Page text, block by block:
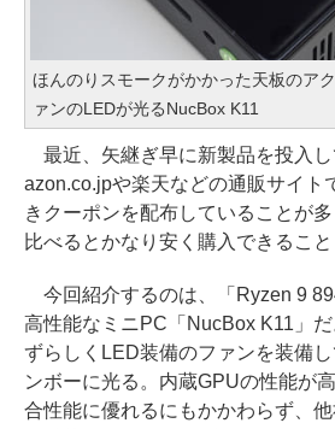
ほんのりスモークがかかった天板のア
ァンのLEDが光るNucBox K11
最近、矢継ぎ早に新製品を投入
azon.co.jpや楽天などの通販サイト
きクーポンを配布していることが
比べるとかなり安く購入できること
今回紹介するのは、「Ryzen 9
高性能なミニPC「NucBox K11」
ずらしくLED装備のファンを装備
ンボーに光る。内蔵GPUの性能が
合性能に優れるにもかかわらず、